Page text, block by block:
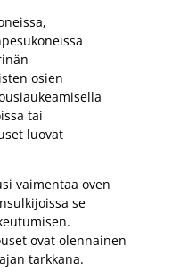
osien
tai
luovat
vaimentaa oven
se
ovat olennainen
tarkkana.